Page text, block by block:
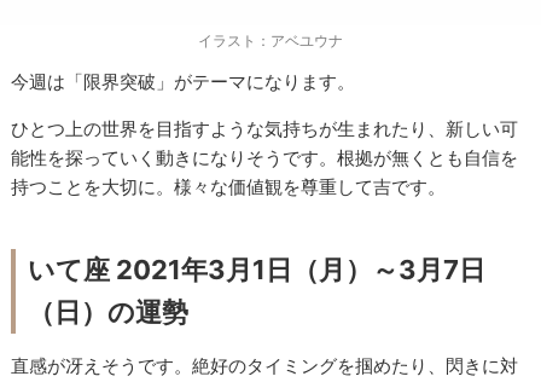
イラスト：アベユウナ
今週は「限界突破」がテーマになります。
ひとつ上の世界を目指すような気持ちが生まれたり、新しい可
能性を探っていく動きになりそうです。根拠が無くとも自信を
持つことを大切に。様々な価値観を尊重して吉です。
いて座 2021年3月1日（月）～3月7日
（日）の運勢
直感が冴えそうです。絶好のタイミングを掴めたり、閃きに対